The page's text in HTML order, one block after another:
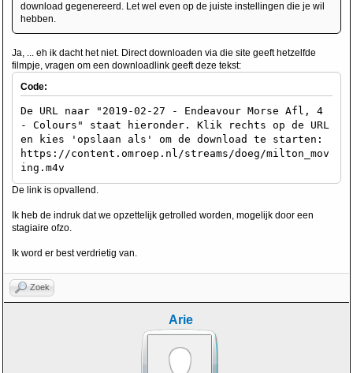
download gegenereerd. Let wel even op de juiste instellingen die je wil
hebben.
Ja, ... eh ik dacht het niet. Direct downloaden via die site geeft hetzelfde
filmpje, vragen om een downloadlink geeft deze tekst:
Code:
De URL naar "2019-02-27 - Endeavour Morse Afl, 4
- Colours" staat hieronder. Klik rechts op de URL
en kies 'opslaan als' om de download te starten:
https://content.omroep.nl/streams/doeg/milton_mov
ing.m4v
De link is opvallend.
Ik heb de indruk dat we opzettelijk getrolled worden, mogelijk door een
stagiaire ofzo.
Ik word er best verdrietig van.
Zoek
Arie